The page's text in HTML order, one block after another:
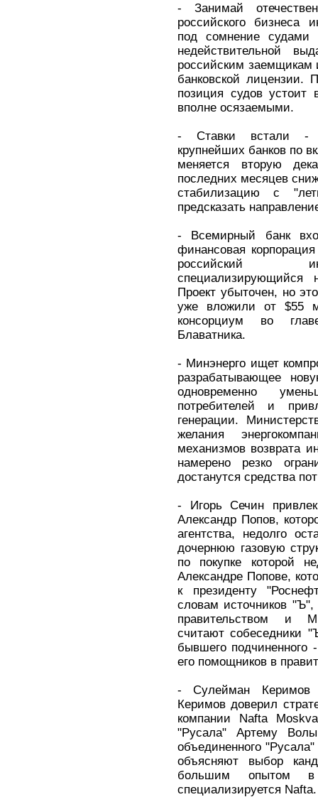
- Занимай
российского бизнеса
под сомнение судами
недействительной
российским заемщикам
банковской лицензии.
позиция судов
вполне осязаемыми.
- Ставки встали -
крупнейших банков по
меняется вторую
последних месяцев
стабилизацию с
предсказать
- Всемирный банк
финансовая
российский
Проект убыточен, но
уже вложили от $55
консорциум во
Блаватника.
- Минэнерго ищет
разрабатывающее
одновременно
потребителей и
генерации.
желания
механизмов возврата
намерено резко
достанутся средства
- Игорь Сечин
Александр Попов,
агентства, недолго
дочернюю газовую
по покупке которой
Александре Попове,
к президенту
словам источников
правительством и
считают собеседники
бывшего подчиненного
его помощников в
- Сулейман Керимов
Керимов доверил
компании Nafta
"Русала" Артему
объединенного
объясняют выбор
большим опытом
специализируется Nafta.